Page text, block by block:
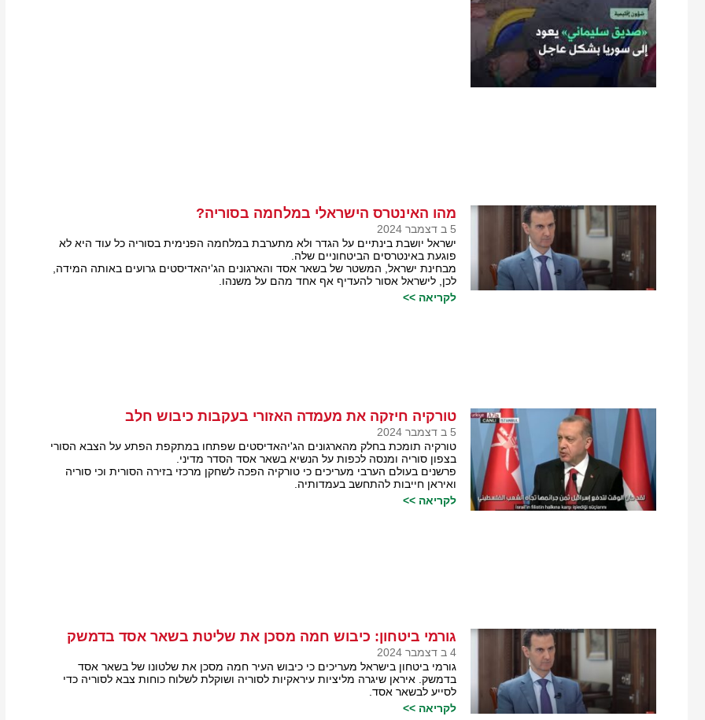
מהו האינטרס הישראלי במלחמה בסוריה?
5 ב דצמבר 2024
ישראל יושבת בינתיים על הגדר ולא מתערבת במלחמה הפנימית בסוריה כל עוד היא לא
פוגעת באינטרסים הביטחוניים שלה.
מבחינת ישראל, המשטר של בשאר אסד והארגונים הג'יהאדיסטים גרועים באותה המידה,
לכן, לישראל אסור להעדיף אף אחד מהם על משנהו.
לקריאה >>
טורקיה חיזקה את מעמדה האזורי בעקבות כיבוש חלב
5 ב דצמבר 2024
טורקיה תומכת בחלק מהארגונים הג'יהאדיסטים שפתחו במתקפת הפתע על הצבא הסורי
בצפון סוריה ומנסה לכפות על הנשיא בשאר אסד הסדר מדיני.
פרשנים בעולם הערבי מעריכים כי טורקיה הפכה לשחקן מרכזי בזירה הסורית וכי סוריה
ואיראן חייבות להתחשב בעמדותיה.
לקריאה >>
גורמי ביטחון: כיבוש חמה מסכן את שליטת בשאר אסד בדמשק
4 ב דצמבר 2024
גורמי ביטחון בישראל מעריכים כי כיבוש העיר חמה מסכן את שלטונו של בשאר אסד
בדמשק. איראן שיגרה מליציות עיראקיות לסוריה ושוקלת לשלוח כוחות צבא לסוריה כדי
לסייע לבשאר אסד.
לקריאה >>